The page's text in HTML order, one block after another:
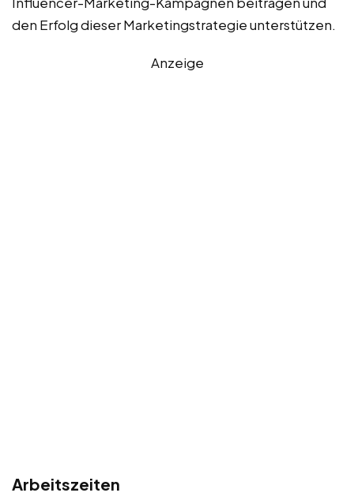
den Erfolg dieser Marketingstrategie unterstützen.
Anzeige
Arbeitszeiten